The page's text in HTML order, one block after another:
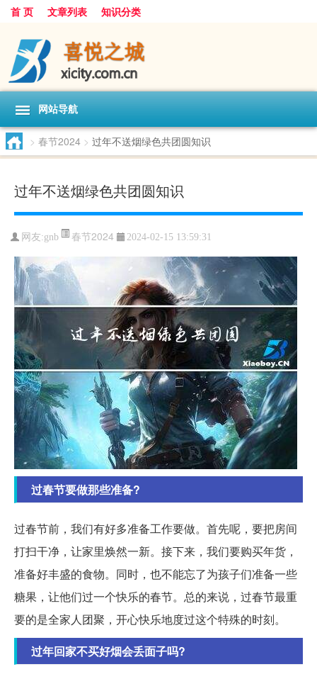
首 页 文章列表 知识分类
网站导航
> 春节2024 > 过年不送烟绿色共团圆知识
过年不送烟绿色共团圆知识
网友:gnb 春节2024 2024-02-15 13:59:31
过春节要做那些准备?
过春节前，我们有好多准备工作要做。首先呢，要把房间
打扫干净，让家里焕然一新。接下来，我们要购买年货，
准备好丰盛的食物。同时，也不能忘了为孩子们准备一些
糖果，让他们过一个快乐的春节。总的来说，过春节最重
要的是全家人团聚，开心快乐地度过这个特殊的时刻。
过年回家不买好烟会丢面子吗?